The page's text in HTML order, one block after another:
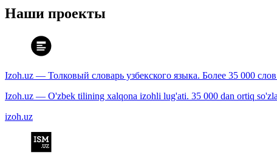
Наши проекты
Izoh.uz — Толковый словарь узбекского языка. Более 35 000
Izoh.uz — O'zbek tilining xalqona izohli lug'ati. 35 000 dan ortiq
izoh.uz